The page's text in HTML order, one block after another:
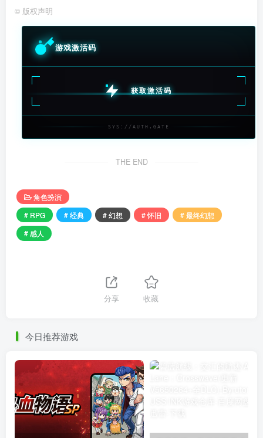
© 版权声明
游戏激活码
获取激活码
SYS://AUTH.GATE
THE END
角色扮演
# RPG
# 经典 # 幻想 # 怀旧
# 最终幻想
# 感人
分享 收藏
今日推荐游戏